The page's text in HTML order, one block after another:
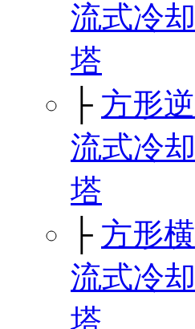
流式冷却
塔
├ 方形逆
流式冷却
塔
├ 方形横
流式冷却
塔